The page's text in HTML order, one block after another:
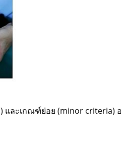
ละเกณฑ์ย่อย (minor criteria)